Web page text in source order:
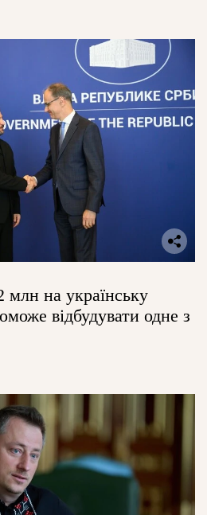
млн на українську
відбудувати одне з